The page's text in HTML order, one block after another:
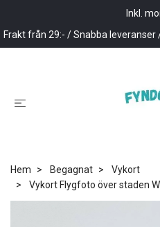
Inkl.
Frakt från 29:- / Snabba
Hem Begagnat
Vykort
Vykort Flygfoto över staden